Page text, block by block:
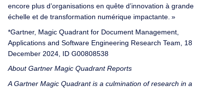
encore plus d’organisations en quête d’innovation à grande
échelle et de transformation numérique impactante. »
*Gartner, Magic Quadrant for Document Management,
Applications and Software Engineering Research Team, 18
December 2024, ID G00808538
About Gartner Magic Quadrant Reports
A Gartner Magic Quadrant is a culmination of research in a